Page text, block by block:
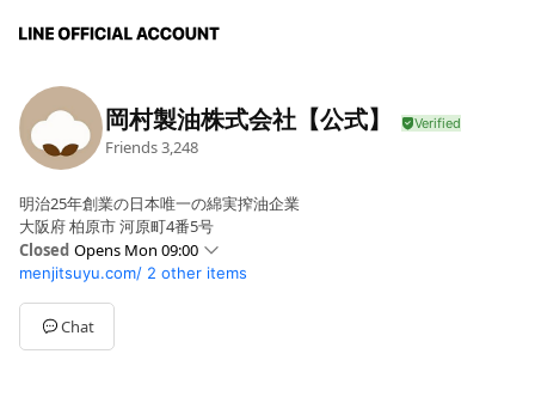
岡村製油株式会社【公式】
Friends3,248
明治25年創業の日本唯一の綿実搾油企業
大阪府 柏原市 河原町4番5号
Closed Opens Mon 09:00
SunClosed
Mon09:00 - 05:00
Tue09:00 - 05:00
Wed09:00 - 05:00
menjitsuyu.com/ 2 other items
Chat